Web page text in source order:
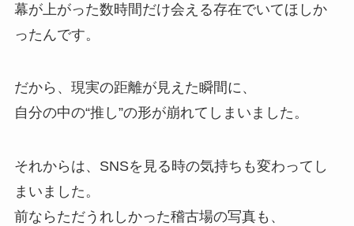
幕が上がった数時間だけ会える存在でいてほしか
ったんです。
だから、現実の距離が見えた瞬間に、
自分の中の“推し”の形が崩れてしまいました。
それからは、SNSを見る時の気持ちも変わってし
まいました。
前ならただうれしかった稽古場の写真も、